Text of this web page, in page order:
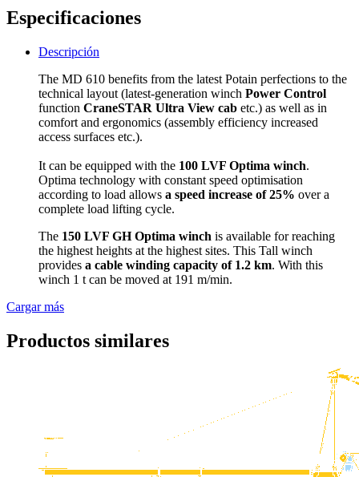
Especificaciones
Descripción
The MD 610 benefits from the latest Potain perfections to the
technical layout (latest-generation winch Power Control
function CraneSTAR Ultra View cab etc.) as well as in
comfort and ergonomics (assembly efficiency increased
access surfaces etc.).
It can be equipped with the 100 LVF Optima winch.
Optima technology with constant speed optimisation
according to load allows a speed increase of 25% over a
complete load lifting cycle.
The 150 LVF GH Optima winch is available for reaching
the highest heights at the highest sites. This Tall winch
provides a cable winding capacity of 1.2 km. With this
winch 1 t can be moved at 191 m/min.
Cargar más
Productos similares